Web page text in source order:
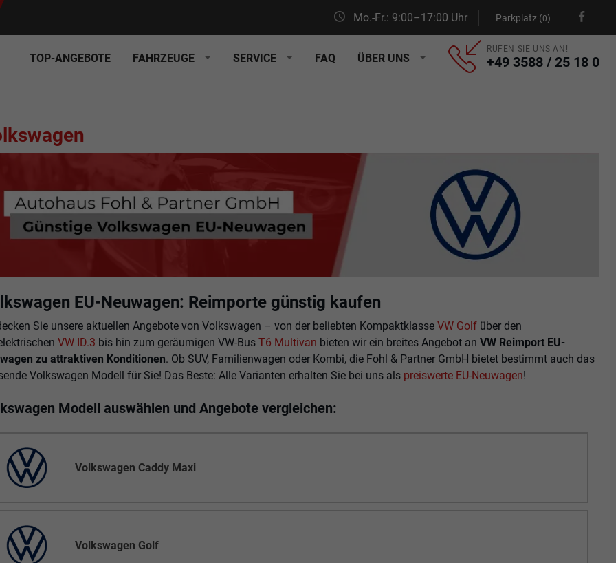
Mo.-Fr.: 9:00–17:00 Uhr Parkplatz (0)
TOP-ANGEBOTE FAHRZEUGE SERVICE FAQ ÜBER UNS
RUFEN SIE UNS AN!
+49 3588 / 25 18 0
EU-Neuwagen: Reimporte günstig kaufen
Sie unsere aktuellen Angebote von Volkswagen – von der beliebten KompaktklasseVW Golf über den
VW ID.3 bis hin zum geräumigen VW-BusT6 Multivan bieten wir ein breites Angebot anVW Reimport EU-
zu attraktiven Konditionen. Ob SUV, Familienwagen oder Kombi, die Fohl & Partner GmbH bietet bestimmt auch das
Volkswagen Modell für Sie! Das Beste: Alle Varianten erhalten Sie bei uns als preiswerte EU-Neuwagen!
Modell auswählen und Angebote vergleichen:
Volkswagen Caddy Maxi
Volkswagen Golf